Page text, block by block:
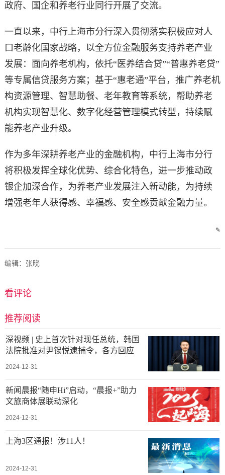
政府、国企和养老行业同行开展了交流。
一直以来，中行上海市分行深入贯彻落实积极应对人
口老龄化国家战略，以全方位金融服务支持养老产业
发展：面向养老机构，依托“医养结合贷”“普惠养老贷”
等专属信贷服务方案；基于“惠老通”平台，推广养老机
构资源管理、智慧助餐、老年教育等系统，帮助养老
机构实现智慧化、数字化经营管理模式转型，持续赋
能养老产业升级。
作为多年深耕养老产业的金融机构，中行上海市分行
将积极发挥全球化优势、综合化特色，进一步推动政
银企加深合作，为养老产业发展注入新动能，为持续
增强老年人获得感、幸福感、安全感贡献金融力量。
✎
编辑：张晓
看评论
推荐阅读
深视频 | 史上首次针对现任总统，韩国
法院批准对尹锡悦逮捕令，各方回应
2024-12-31
新闻晨报“随申Hi”启动，“晨报+”助力
文旅商体展联动深化
2024-12-31
上海3区通报！涉11人！
2024-12-31